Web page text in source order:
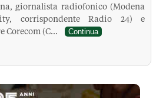
giornalista radiofonico (Modena
corrispondente Radio 24) e
Corecom (C...
Continua